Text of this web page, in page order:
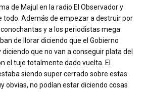
de Majul en la radio El Observador y
Además de empezar a destruir por
y a los periodistas mega
de llorar diciendo que el Gobierno
que no van a conseguir plata del
el tuje totalmente dado vuelta. El
siendo super cerrado sobre estas
obvias, no podían estar diciendo cosas